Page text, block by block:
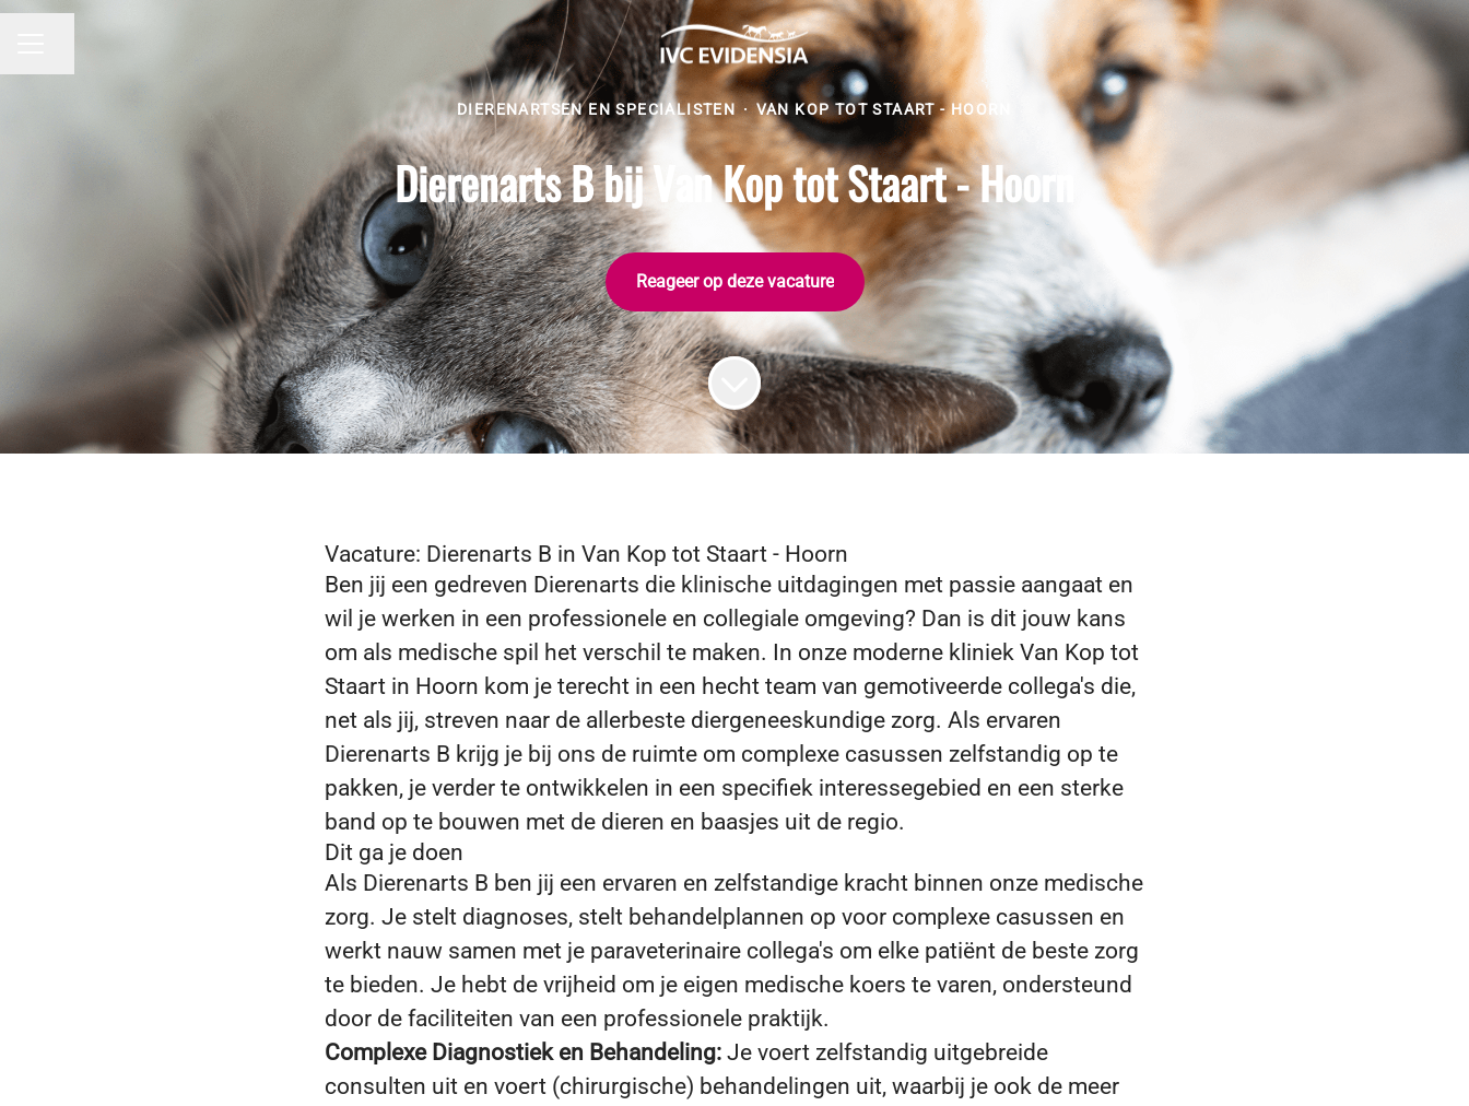
DIERENARTSEN EN SPECIALISTEN · VAN KOP TOT STAART - HOORN
Dierenarts B bij Van Kop tot Staart - Hoorn
Reageer op deze vacature
Vacature: Dierenarts B in Van Kop tot Staart - Hoorn
Ben jij een gedreven Dierenarts die klinische uitdagingen met passie aangaat en
wil je werken in een professionele en collegiale omgeving? Dan is dit jouw kans
om als medische spil het verschil te maken. In onze moderne kliniek Van Kop tot
Staart in Hoorn kom je terecht in een hecht team van gemotiveerde collega's die,
net als jij, streven naar de allerbeste diergeneeskundige zorg. Als ervaren
Dierenarts B krijg je bij ons de ruimte om complexe casussen zelfstandig op te
pakken, je verder te ontwikkelen in een specifiek interessegebied en een sterke
band op te bouwen met de dieren en baasjes uit de regio.
Dit ga je doen
Als Dierenarts B ben jij een ervaren en zelfstandige kracht binnen onze medische
zorg. Je stelt diagnoses, stelt behandelplannen op voor complexe casussen en
werkt nauw samen met je paraveterinaire collega's om elke patiënt de beste zorg
te bieden. Je hebt de vrijheid om je eigen medische koers te varen, ondersteund
door de faciliteiten van een professionele praktijk.
Complexe Diagnostiek en Behandeling: Je voert zelfstandig uitgebreide
consulten uit en voert (chirurgische) behandelingen uit, waarbij je ook de meer